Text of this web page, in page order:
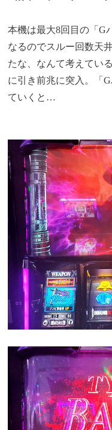
本機は最大8回目の「G
なるのでスルー回数天
たな、なんて考えてい
に引き前兆に突入。「
ていくと…